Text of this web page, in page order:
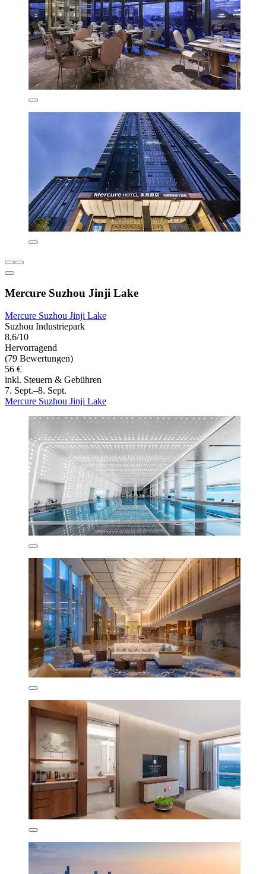
Mercure Suzhou Jinji Lake
Mercure Suzhou Jinji Lake
Suzhou Industriepark
8,6/10
Hervorragend
(79 Bewertungen)
56 €
inkl. Steuern & Gebühren
7. Sept.–8. Sept.
Mercure Suzhou Jinji Lake